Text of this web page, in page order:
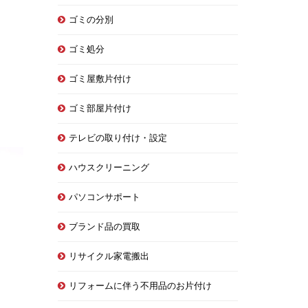
ゴミの分別
ゴミ処分
ゴミ屋敷片付け
ゴミ部屋片付け
テレビの取り付け・設定
ハウスクリーニング
パソコンサポート
ブランド品の買取
リサイクル家電搬出
リフォームに伴う不用品のお片付け